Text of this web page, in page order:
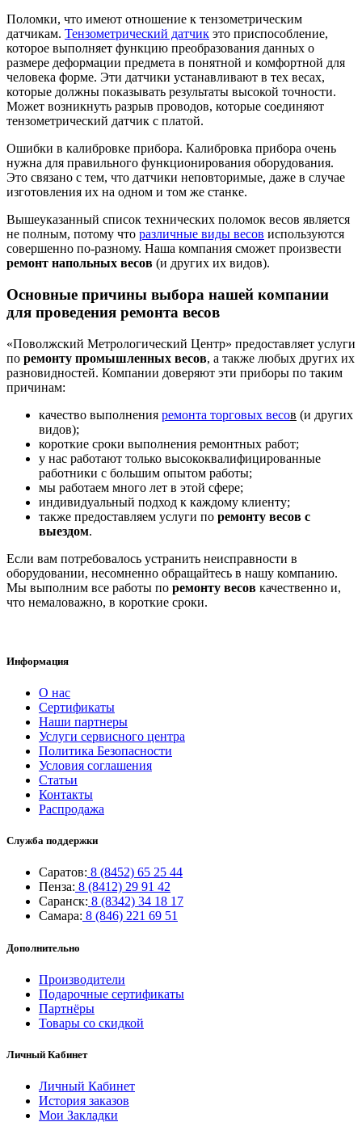
Поломки, что имеют отношение к тензометрическим
датчикам. Тензометрический датчик это приспособление,
которое выполняет функцию преобразования данных о
размере деформации предмета в понятной и комфортной для
человека форме. Эти датчики устанавливают в тех весах,
которые должны показывать результаты высокой точности.
Может возникнуть разрыв проводов, которые соединяют
тензометрический датчик с платой.
Ошибки в калибровке прибора. Калибровка прибора очень
нужна для правильного функционирования оборудования.
Это связано с тем, что датчики неповторимые, даже в случае
изготовления их на одном и том же станке.
Вышеуказанный список технических поломок весов является
не полным, потому что различные виды весов используются
совершенно по-разному. Наша компания сможет произвести
ремонт напольных весов (и других их видов).
Основные причины выбора нашей компании
для проведения ремонта весов
«Поволжский Метрологический Центр» предоставляет услуги
по ремонту промышленных весов, а также любых других их
разновидностей. Компании доверяют эти приборы по таким
причинам:
качество выполнения ремонта торговых весов (и других
видов);
короткие сроки выполнения ремонтных работ;
у нас работают только высококвалифицированные
работники с большим опытом работы;
мы работаем много лет в этой сфере;
индивидуальный подход к каждому клиенту;
также предоставляем услуги по ремонту весов с
выездом.
Если вам потребовалось устранить неисправности в
оборудовании, несомненно обращайтесь в нашу компанию.
Мы выполним все работы по ремонту весов качественно и,
что немаловажно, в короткие сроки.
Информация
О нас
Сертификаты
Наши партнеры
Услуги сервисного центра
Политика Безопасности
Условия соглашения
Статьи
Контакты
Распродажа
Служба поддержки
Саратов: 8 (8452) 65 25 44
Пенза: 8 (8412) 29 91 42
Саранск: 8 (8342) 34 18 17
Самара: 8 (846) 221 69 51
Дополнительно
Производители
Подарочные сертификаты
Партнёры
Товары со скидкой
Личный Кабинет
Личный Кабинет
История заказов
Мои Закладки